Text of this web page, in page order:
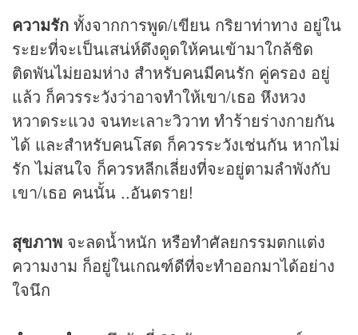
ความรัก ทั้งจากการพูด/เขียน กริยาท่าทาง อยู่ใน
ระยะที่จะเป็นเสน่ห์ดึงดูดให้คนเข้ามาใกล้ชิด
ติดพันไม่ยอมห่าง สำหรับคนมีคนรัก คู่ครอง อยู่
แล้ว ก็ควรระวังว่าอาจทำให้เขา/เธอ หึงหวง
หวาดระแวง จนทะเลาะวิวาท ทำร้ายร่างกายกัน
ได้ และสำหรับคนโสด ก็ควรระวังเช่นกัน หากไม่
รัก ไม่สนใจ ก็ควรหลีกเลี่ยงที่จะอยู่ตามลำพังกับ
เขา/เธอ คนนั้น ..อันตราย!
สุขภาพ จะลดน้ำหนัก หรือทำศัลยกรรมตกแต่ง
ความงาม ก็อยู่ในเกณฑ์ดีที่จะทำออกมาได้อย่าง
ใจนึก